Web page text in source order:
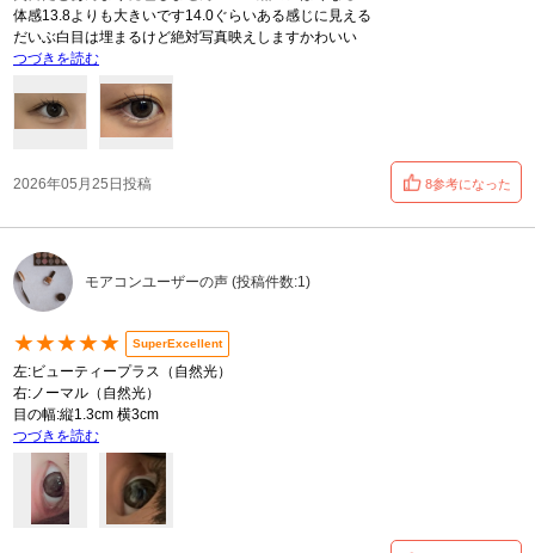
体感13.8よりも大きいです14.0ぐらいある感じに見える
だいぶ白目は埋まるけど絶対写真映えしますかわいい
つづきを読む
2026年05月25日投稿 8参考になった
モアコンユーザーの声 (投稿件数:1)
★★★★★ SuperExcellent
左:ビューティープラス（自然光）
右:ノーマル（自然光）
目の幅:縦1.3cm 横3cm
つづきを読む